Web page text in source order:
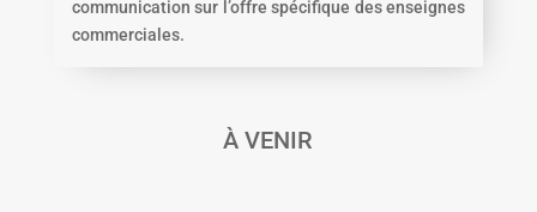
communication sur l’offre spécifique des enseignes
commerciales.
À VENIR